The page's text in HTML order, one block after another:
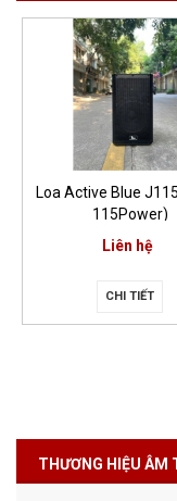
Loa Active Blue
112Power)
Liên hệ
CHI TIẾT
THƯƠNG HIỆU ÂM